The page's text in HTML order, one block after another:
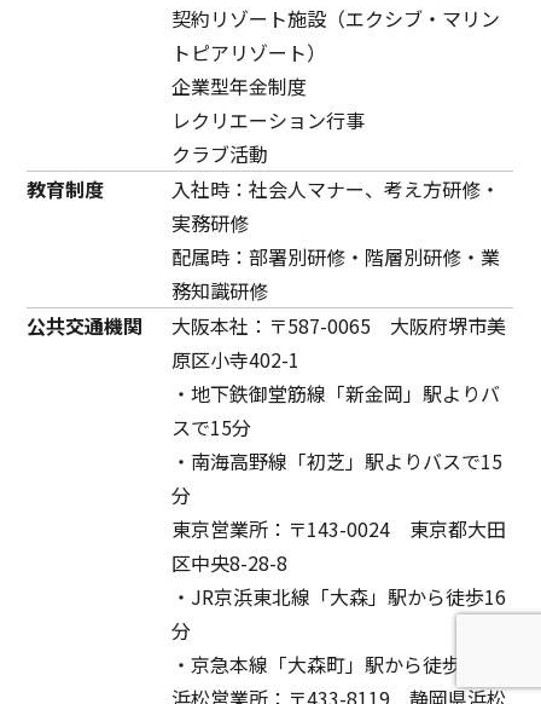
契約リゾート施設（エクシブ・マリン
トピアリゾート）
企業型年金制度
レクリエーション行事
クラブ活動
教育制度
入社時：社会人マナー、考え方研修・
実務研修
配属時：部署別研修・階層別研修・業
務知識研修
公共交通機関
大阪本社：〒587-0065 大阪府堺市美
原区小寺402-1
・地下鉄御堂筋線「新金岡」駅よりバ
スで15分
・南海高野線「初芝」駅よりバスで15
分
東京営業所：〒143-0024 東京都大田
区中央8-28-8
・JR京浜東北線「大森」駅から徒歩16
分
・京急本線「大森町」駅から徒歩15分
浜松営業所：〒433-8119 静岡県浜松